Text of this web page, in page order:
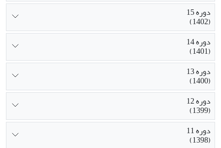
دوره 15
(1402)
دوره 14
(1401)
دوره 13
(1400)
دوره 12
(1399)
دوره 11
(1398)